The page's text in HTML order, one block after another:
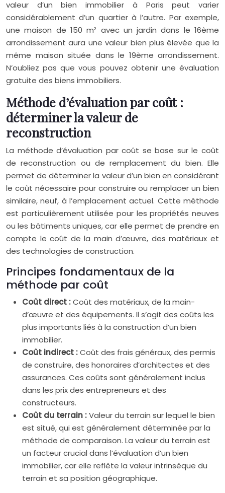
valeur d’un bien immobilier à Paris peut varier
considérablement d’un quartier à l’autre. Par exemple,
une maison de 150 m² avec un jardin dans le 16ème
arrondissement aura une valeur bien plus élevée que la
même maison située dans le 19ème arrondissement.
N’oubliez pas que vous pouvez obtenir une évaluation
gratuite des biens immobiliers.
Méthode d’évaluation par coût :
déterminer la valeur de
reconstruction
La méthode d’évaluation par coût se base sur le coût
de reconstruction ou de remplacement du bien. Elle
permet de déterminer la valeur d’un bien en considérant
le coût nécessaire pour construire ou remplacer un bien
similaire, neuf, à l’emplacement actuel. Cette méthode
est particulièrement utilisée pour les propriétés neuves
ou les bâtiments uniques, car elle permet de prendre en
compte le coût de la main d’œuvre, des matériaux et
des technologies de construction.
Principes fondamentaux de la
méthode par coût
Coût direct :Coût des matériaux, de la main-
d’œuvre et des équipements. Il s’agit des coûts les
plus importants liés à la construction d’un bien
immobilier.
Coût indirect :Coût des frais généraux, des permis
de construire, des honoraires d’architectes et des
assurances. Ces coûts sont généralement inclus
dans les prix des entrepreneurs et des
constructeurs.
Coût du terrain :Valeur du terrain sur lequel le bien
est situé, qui est généralement déterminée par la
méthode de comparaison. La valeur du terrain est
un facteur crucial dans l’évaluation d’un bien
immobilier, car elle reflète la valeur intrinsèque du
terrain et sa position géographique.